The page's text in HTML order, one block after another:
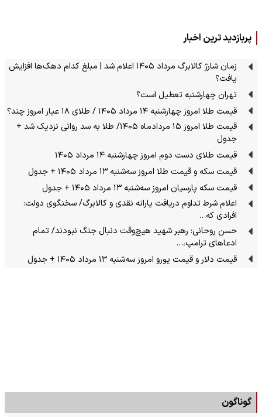
پربازدید ترین اخبار
زمان شارژ کالابرگ مرداد ۱۴۰۵ اعلام شد | مبلغ کدام دهک‌ها افزایش
یافت؟
تهران چهارشنبه تعطیل است؟
قیمت طلا امروز چهارشنبه ۱۴ مرداد ۱۴۰۵ / طلای ۱۸ عیار امروز چند؟
قیمت طلا امروز ۱۵ مردادماه ۱۴۰۵/ طلا به سد روانی نزدیک شد +
جدول
قیمت طلای دست دوم امروز چهارشنبه ۱۴ مرداد ۱۴۰۵
قیمت سکه و قیمت طلا امروز سه‌شنبه ۱۳ مرداد ۱۴۰۵ + جدول
قیمت سکه پارسیان امروز سه‌شنبه ۱۳ مرداد ۱۴۰۵ + جدول
اعلام شرط تداوم دریافت یارانه نقدی و کالابرگ/ سخنگوی دولت:
افرادی که…
حسن روحانی: رهبر شهید هیچ‌وقت دنبال جنگ نبودند/ تمام
ادعاهای ترامپ،…
قیمت دلار و قیمت یورو امروز سه‌شنبه ۱۳ مرداد ۱۴۰۵ + جدول
گوناگون